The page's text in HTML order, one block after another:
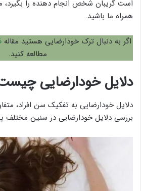
است گریبان شخص انجام دهنده را بگیرد،
همراه ما باشید.
اگر به دنبال ترک خودارضایی هستید مقاله
مطالعه کنید.
دلایل خودارضایی
دلایل خودارضایی به تفکیک سن افراد،
بررسی دلایل خودارضایی در سنین مختلف